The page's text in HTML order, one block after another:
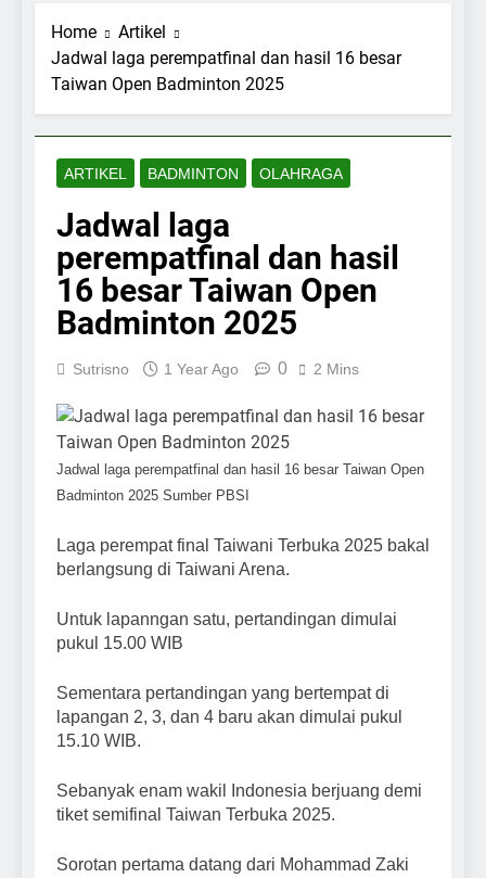
Home
Artikel
Jadwal laga perempatfinal dan hasil 16 besar
Taiwan Open Badminton 2025
ARTIKEL BADMINTON OLAHRAGA
Jadwal laga
perempatfinal dan hasil
16 besar Taiwan Open
Badminton 2025
Sutrisno 1 Year Ago 0 2 Mins
Jadwal laga perempatfinal dan hasil 16 besar Taiwan Open
Badminton 2025 Sumber PBSI
Laga perempat final Taiwani Terbuka 2025 bakal
berlangsung di Taiwani Arena.
Untuk lapanngan satu, pertandingan dimulai
pukul 15.00 WIB
Sementara pertandingan yang bertempat di
lapangan 2, 3, dan 4 baru akan dimulai pukul
15.10 WIB.
Sebanyak enam wakil Indonesia berjuang demi
tiket semifinal Taiwan Terbuka 2025.
Sorotan pertama datang dari Mohammad Zaki